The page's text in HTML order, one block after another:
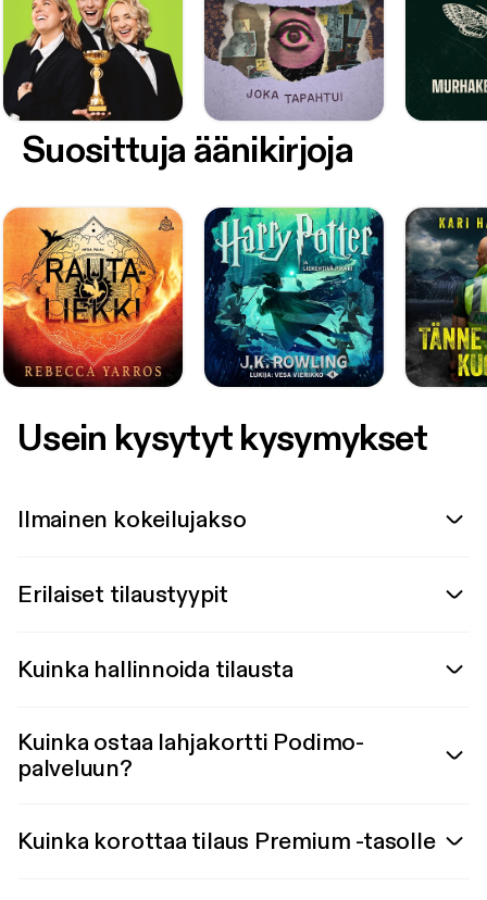
Suosittuja äänikirjoja
Usein kysytyt kysymykset
Ilmainen kokeilujakso
Erilaiset tilaustyypit
Kuinka hallinnoida tilausta
Kuinka ostaa lahjakortti Podimo-
palveluun?
Kuinka korottaa tilaus Premium -tasolle